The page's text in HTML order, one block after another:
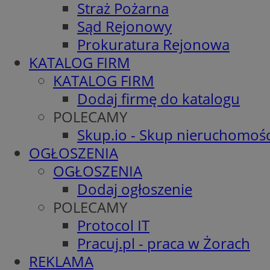
Straż Pożarna
Sąd Rejonowy
Prokuratura Rejonowa
KATALOG FIRM
KATALOG FIRM
Dodaj firmę do katalogu
POLECAMY
Skup.io - Skup
OGŁOSZENIA
OGŁOSZENIA
Dodaj ogłoszenie
POLECAMY
Protocol IT
Pracuj.pl - praca w Żorach
REKLAMA